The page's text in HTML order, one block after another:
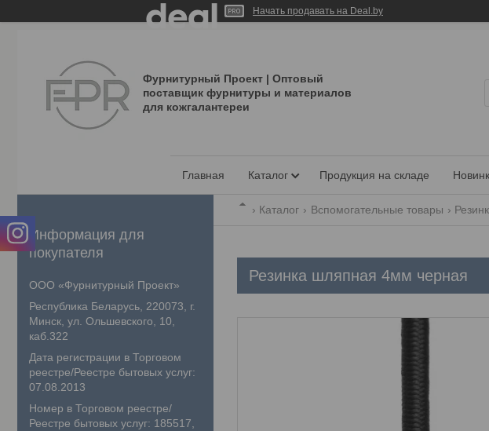
Начать продавать на Deal.by
Фурнитурный Проект | Оптовый
поставщик фурнитуры и материалов
для кожгалантереи
Главная Каталог Продукция на складе
Каталог Вспомогательные товары
Резинка шляпная 4мм черная
Информация для
покупателя
ООО «Фурнитурный Проект»
Республика Беларусь, 220073, г.
Минск, ул. Ольшевского, 10,
каб.322
Дата регистрации в Торговом
реестре/Реестре бытовых услуг:
07.08.2013
Номер в Торговом реестре/
Реестре бытовых услуг: 185517,